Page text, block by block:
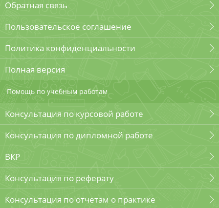
Обратная связь
Пользовательское соглашение
Политика конфиденциальности
Полная версия
Помощь по учебным работам
Консультация по курсовой работе
Консультация по дипломной работе
ВКР
Консультация по реферату
Консультация по отчетам о практике